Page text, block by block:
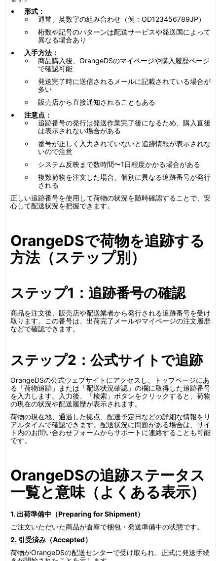
形式：
通常、英数字の組み合わせ（例：OD123456789JP）
桁数や記号のパターンは配送サービスや発送国によって
異なる場合あり
入手方法：
商品購入後、OrangeDSのマイページや購入履歴ページ
で確認可能
発送完了時に送信されるメールに記載されている場合が
多い
販売店から直接通知されることもある
注意点：
追跡番号の発行は発送作業完了後になるため、購入直後
は表示されない場合がある
番号が正しく入力されていないと追跡情報が表示されな
いので注意
システム反映まで数時間〜1日程度かかる場合がある
複数荷物を注文した場合、個別に異なる追跡番号が発行
される
正しい追跡番号を使用して荷物の状況を随時確認することで、安
心して配送状況を把握できます。
OrangeDSで荷物を追跡する
方法（ステップ別）
ステップ1：追跡番号の確認
商品を注文後、販売店や配送業者から発行される追跡番号を受け
取ります。この番号は、出荷完了メールやマイページの注文履歴
などで確認できます。
ステップ2：公式サイトで追跡
OrangeDSの公式ウェブサイトにアクセスし、トップページにあ
る「荷物追跡」または「配送状況確認」の欄に取得した追跡番号
を入力します。入力後、「検索」ボタンをクリックすると、荷物
の現在の状況や配送履歴が表示されます。
荷物の現在地、通過した拠点、配達予定日などの詳細な情報をリ
アルタイムで確認できます。配送状況に問題がある場合は、サイ
ト内のお問い合わせフォームからサポートに連絡することも可能
です。
OrangeDSの追跡ステータス
一覧と意味（よくある表示）
1. 出荷準備中（Preparing for Shipment）
ご注文いただいた商品が倉庫で梱包・発送準備中の状態です。
2. 引受済み（Accepted）
荷物がOrangeDSの配送センターで受け取られ、正式に発送手続